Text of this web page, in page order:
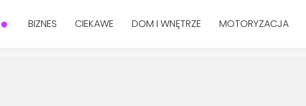
BIZNES CIEKAWE DOM I WNĘTRZE MOTORYZACJA